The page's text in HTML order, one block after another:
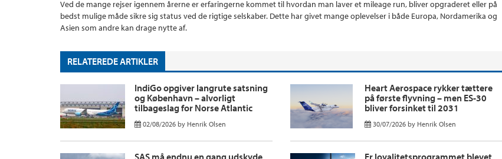
Ved de mange rejser igennem årerne er erfaringerne kommet til hvordan man laver et mileage run, bliver opgraderet eller på
bedst mulige måde sikre sig status ved de rigtige selskaber. Dette har givet mange oplevelser i både Europa, Nordamerika og
Asien som andre kan drage nytte af.
RELATEREDE ARTIKLER
IndiGo opgiver langrute satsning
og København – alvorligt
tilbageslag for Norse Atlantic
02/08/2026 by Henrik Olsen
Heart Aerospace rykker tættere
på første flyvning – men ES-30
bliver forsinket til 2031
30/07/2026 by Henrik Olsen
SAS må endnu en gang udskyde Er loyalitetsprogrammet blevet